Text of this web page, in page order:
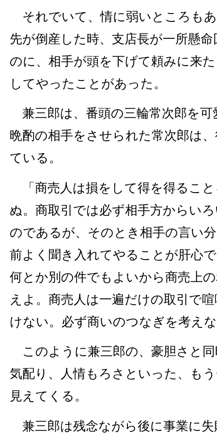
それでいて、情に弱いところも
先が倒産した時、支店長が一所懸
のに、相手が頭を下げて頼みに来
してやったことがあった。
兼三郎は、番頭の三輪常次郎を可
晩酌の相手をさせられた常次郎は
ている。
「商売人は損をして得を得るこ
ぬ。商取引では必ず相手方からい
のであるが、そのとき相手の言い
前よく聞き入れてやることが肝心
何とか別の件でもよいから商売上
えよ。商売人は一遍だけの取引で
けない。必ず商いのつなぎを考え
このように兼三郎の、豪胆さと
気配り、人情もろさといった、も
見えてくる。
兼三郎は残念ながら後に事業に